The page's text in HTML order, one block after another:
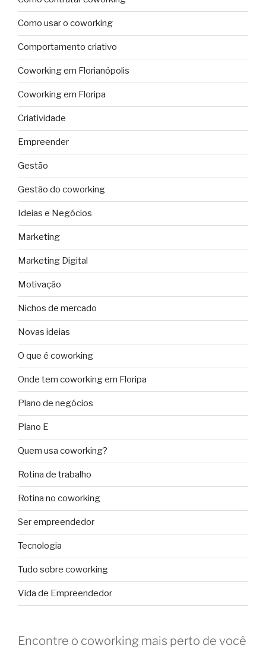
Como usar o coworking
Comportamento criativo
Coworking em Florianópolis
Coworking em Floripa
Criatividade
Empreender
Gestão
Gestão do coworking
Ideias e Negócios
Marketing
Marketing Digital
Motivação
Nichos de mercado
Novas ideias
O que é coworking
Onde tem coworking em Floripa
Plano de negócios
Plano E
Quem usa coworking?
Rotina de trabalho
Rotina no coworking
Ser empreendedor
Tecnologia
Tudo sobre coworking
Vida de Empreendedor
Encontre o coworking mais perto de você